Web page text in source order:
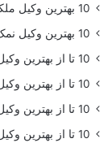
10 بهترین وکیل ملکی کرج 🥇【آپدیت جدید】⚖️
10 بهترین وکیل نمک آبرود 🥇【آپدیت جدید】⚖️
10 تا از بهترین وکیل اراک 🥇【آپدیت جدید】⚖️
10 تا از بهترین وکیل اردبیل 🥇【آپدیت جدید】
10 تا از بهترین وکیل اسلامشهر 🥇【آپدیت جدید】
10 تا از بهترین وکیل اندیمشک 🥇【آپدیت جدید】